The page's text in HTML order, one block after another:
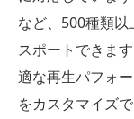
など、500種類
スポートできま
適な再生パフォ
をカスタマイズ